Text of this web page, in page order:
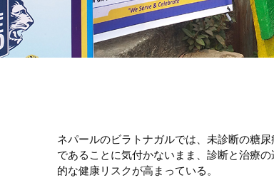
ネパールのビラトナガルでは、未診断の糖
であることに気付かないまま、診断と治療
的な健康リスクが高まっている。